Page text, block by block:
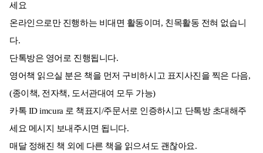
세요
온라인으로만 진행하는 비대면 활동이며, 친목활동 전혀 없습니
다.
단톡방은 영어로 진행됩니다.
영어책 읽으실 분은 책을 먼저 구비하시고 표지사진을 찍은 다음,
(종이책, 전자책, 도서관대여 모두 가능)
카톡 ID imcura 로 책표지/주문서로 인증하시고 단톡방 초대해주
세요 메시지 보내주시면 됩니다.
매달 정해진 책 외에 다른 책을 읽으셔도 괜찮아요.